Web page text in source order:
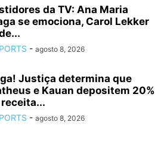
da TV: Ana Maria
se emociona, Carol Lekker
- agosto 8, 2026
Justiça determina que
e Kauan depositem 20%
- agosto 8, 2026